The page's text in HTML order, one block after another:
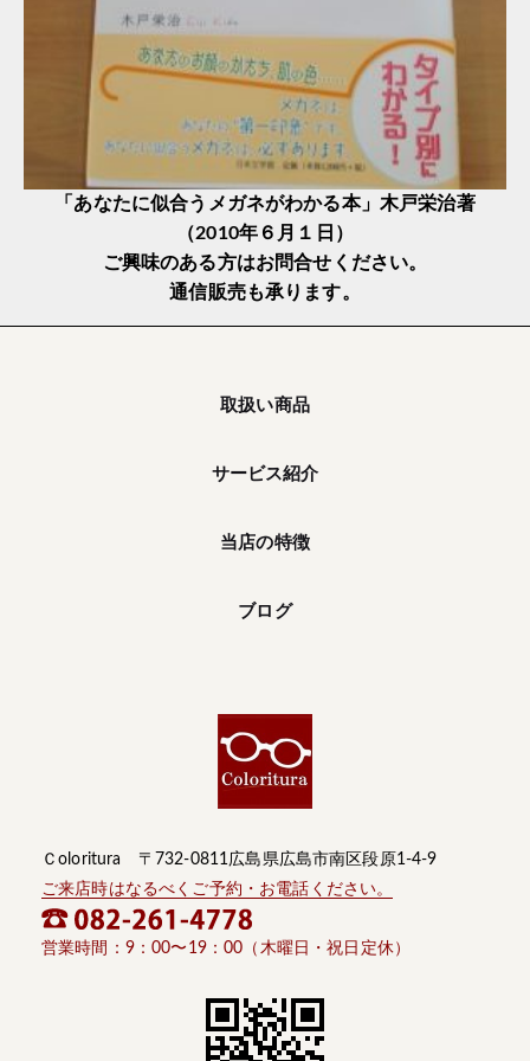
「あなたに似合うメガネがわかる本」木戸栄治著
（2010年６月１日）
ご興味のある方はお問合せください。
通信販売も承ります。
取扱い商品
サービス紹介
当店の特徴
ブログ
Ｃoloritura 〒732-0811広島県広島市南区段原1-4-9
ご来店時はなるべくご予約・お電話ください。
営業時間：9：00〜19：00（木曜日・祝日定休）